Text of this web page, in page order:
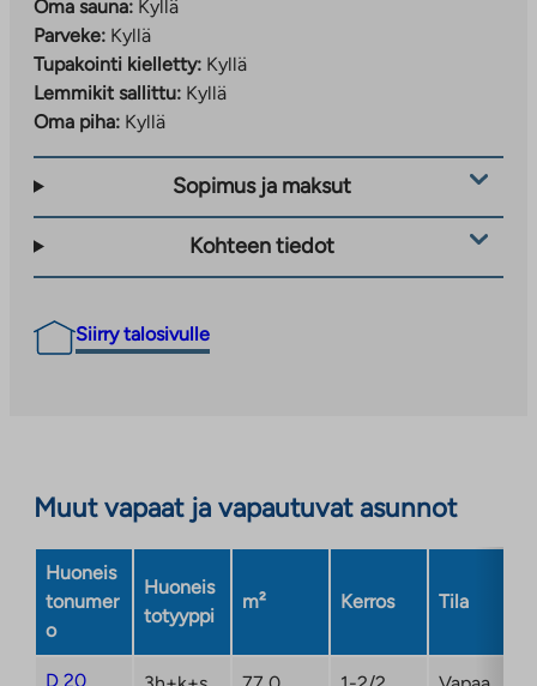
Oma sauna: Kyllä
Parveke: Kyllä
Tupakointi kielletty: Kyllä
Lemmikit sallittu: Kyllä
Oma piha: Kyllä
Sopimus ja maksut
Kohteen tiedot
Siirry talosivulle
Muut vapaat ja vapautuvat asunnot
Huoneis
tonumer
o
Huoneis
totyyppi
m² Kerros Tila
D 20